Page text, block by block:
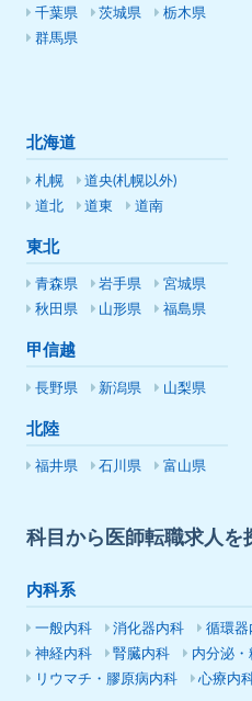
千葉県
茨城県
栃木県
群馬県
北海道
札幌
道央(札幌以外)
道北
道東 道南
東北
青森県 岩手県
宮城県
秋田県
山形県 福島県
甲信越
長野県 新潟県 山梨県
北陸
福井県 石川県 富山県
科目から医師転職求人を
内科系
一般内科 消化器内科 循環器
神経内科
腎臓内科 内分泌
リウマチ・膠原病内科
心療内